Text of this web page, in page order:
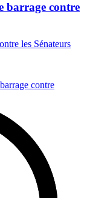
barrage contre
les Sénateurs